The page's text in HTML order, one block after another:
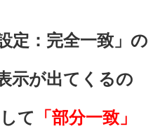
定：完全一致」の
示が出てくるの
て 「部分一致」